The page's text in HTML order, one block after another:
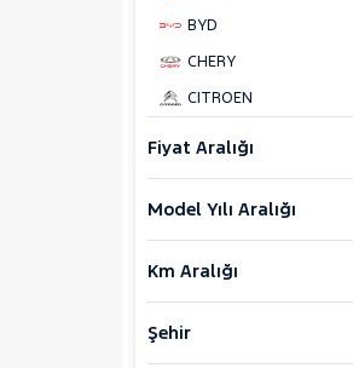
BYD
CHERY
CITROEN
DAIHATSU
FIAT
FORD
Fiyat Aralığı
Model Yılı Aralığı
Km Aralığı
Şehir